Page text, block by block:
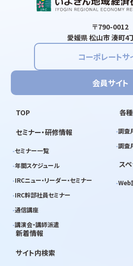
〒790-0012
愛媛県 松山市 湊町4
コーポレートサ
会員サイト
TOP
セミナー・研修情報
セミナー一覧
年間スケジュール
IRCニュー・リーダー・セミナー
IRC幹部社員セミナー
通信講座
講演会・講師派遣
各
調査
調査
ス
Web
新着情報
サイト内検索